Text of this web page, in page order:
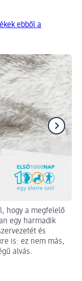
ebből a
hogy a megfelelő
egy harmadik
és
is: ez nem más,
alvás.